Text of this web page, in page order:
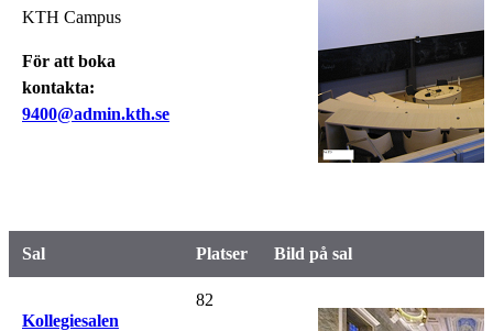
KTH Campus
För att boka
kontakta:
9400@admin.kth.se
Sal Platser Bild på sal
Kollegiesalen
82